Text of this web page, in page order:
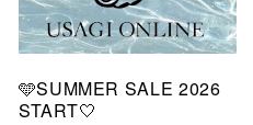
🩵SUMMER SALE 2026
START🤍